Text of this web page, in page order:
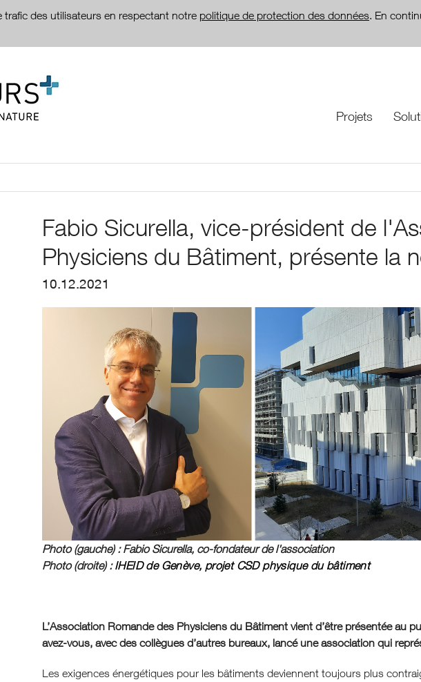
des utilisateurs en respectant notre politique de protection des données. En
Projets
Fabio Sicurella, vice-président de
Physiciens du Bâtiment, présente la
10.12.2021
Photo (gauche) : Fabio Sicurella, co-fondateur de l'association
Photo (droite) :IHEID de Genève, projet CSD physique du bâtiment
L’Association Romande des Physiciens du Bâtiment vient d’être présentée au
avez-vous, avec des collègues d’autres bureaux, lancé une association qui
Les exigences énergétiques pour les bâtiments deviennent toujours plus